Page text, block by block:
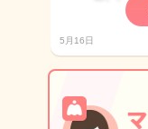
5月16日